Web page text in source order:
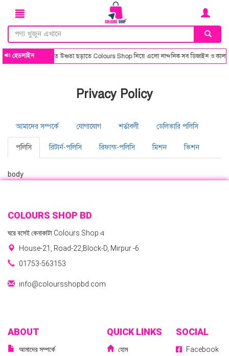
হেডলাইনএই শীতে উষ্ণতা ছড়াতে Colours Shop নিয়ে এলো নান্দনিক সব ডিজাইন ও কালার
Privacy Policy
আমাদের সম্পর্কে যোগাযোগ শর্তাবলী ডেলিভারি পলিসি
পলিসি রিটার্ন-পলিসি রিফান্ড-পলিসি মিশন ভিশন
body
COLOURS SHOP BD
ঘরে বসেই কেনাকাটা Colours Shop এ
House-21, Road-22,Block-D, Mirpur -6.
01753-563153
info@coloursshopbd.com
ABOUT
আমাদের সম্পর্কে
QUICK LINKS
হোম
SOCIAL
Facebook